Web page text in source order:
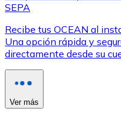
SEPA
Recibe tus OCEAN al
Una opción rápida y
directamente desde su
Ver más